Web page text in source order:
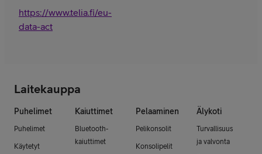
https://www.telia.fi/eu-
data-act
Laitekauppa
Puhelimet
Puhelimet
Käytetyt
Kaiuttimet
Bluetooth-
kaiuttimet
Pelaaminen
Pelikonsolit
Konsolipelit
Älykoti
Turvallisuus
ja valvonta